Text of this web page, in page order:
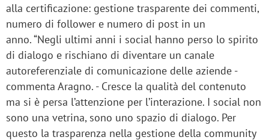
alla certificazione: gestione trasparente dei commenti,
numero di follower e numero di post in un
anno. “Negli ultimi anni i social hanno perso lo spirito
di dialogo e rischiano di diventare un canale
autoreferenziale di comunicazione delle aziende -
commenta Aragno. - Cresce la qualità del contenuto
ma si è persa l’attenzione per l’interazione. I social non
sono una vetrina, sono uno spazio di dialogo. Per
questo la trasparenza nella gestione della community